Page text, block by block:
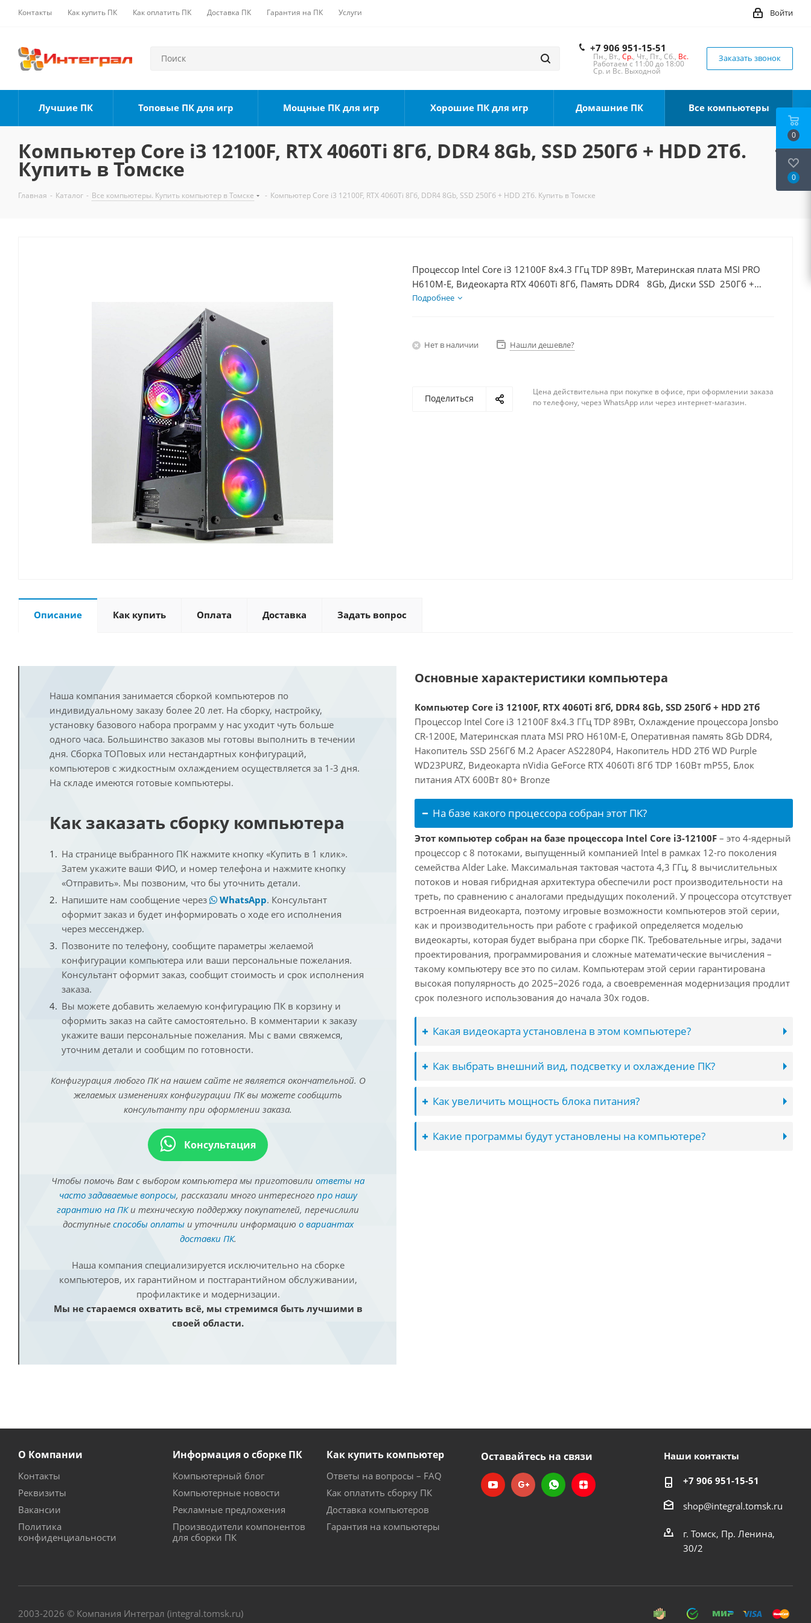
Контакты Как купить ПК Как оплатить ПК Доставка ПК Гарантия на ПК Услуги Войти
+7 906 951-15-51
Пн., Вт., Ср., Чт., Пт., Сб., Вс.
Работаем с 11:00 до 18:00
Ср. и Вс. Выходной
Заказать звонок
Лучшие ПК Топовые ПК для игр Мощные ПК для игр Хорошие ПК для игр Домашние ПК Все компьютеры
Компьютер Core i3 12100F, RTX 4060Ti 8Гб, DDR4 8Gb, SSD 250Гб + HDD 2Тб.
Купить в Томске
Главная - Каталог - Все компьютеры. Купить компьютер в Томске - Компьютер Core i3 12100F, RTX 4060Ti 8Гб, DDR4 8Gb, SSD 250Гб + HDD 2Тб. Купить в Томске
Процессор Intel Core i3 12100F 8x4.3 ГГц TDP 89Вт, Материнская плата MSI PRO
H610M-E, Видеокарта RTX 4060Ti 8Гб, Память DDR4 8Gb, Диски SSD 250Гб +
HDD 2Тб, БП 600Вт
Подробнее
Нет в наличии Нашли дешевле?
Поделиться
Цена действительна при покупке в офисе, при оформлении заказа
по телефону, через WhatsApp или через интернет-магазин.
Описание Как купить Оплата Доставка Задать вопрос
Наша компания занимается сборкой компьютеров по
индивидуальному заказу более 20 лет. На сборку, настройку,
установку базового набора программ у нас уходит чуть больше
одного часа. Большинство заказов мы готовы выполнить в течении
дня. Сборка ТОПовых или нестандартных конфигураций,
компьютеров с жидкостным охлаждением осуществляется за 1-3 дня.
На складе имеются готовые компьютеры.
Как заказать сборку компьютера
На странице выбранного ПК нажмите кнопку «Купить в 1 клик».
Затем укажите ваши ФИО, и номер телефона и нажмите кнопку
«Отправить». Мы позвоним, что бы уточнить детали.
Напишите нам сообщение через
WhatsApp. Консультант
оформит заказ и будет информировать о ходе его исполнения
через мессенджер.
Позвоните по телефону, сообщите параметры желаемой
конфигурации компьютера или ваши персональные пожелания.
Консультант оформит заказ, сообщит стоимость и срок исполнения
заказа.
Вы можете добавить желаемую конфигурацию ПК в корзину и
оформить заказ на сайте самостоятельно. В комментарии к заказу
укажите ваши персональные пожелания. Мы с вами свяжемся,
уточним детали и сообщим по готовности.
Конфигурация любого ПК на нашем сайте не является окончательной. О
желаемых изменениях конфигурации ПК вы можете сообщить
консультанту при оформлении заказа.
Консультация
Чтобы помочь Вам с выбором компьютера мы приготовили ответы на
часто задаваемые вопросы, рассказали много интересного про нашу
гарантию на ПКи техническую поддержку покупателей, перечислили
доступные способы оплатыи уточнили информацию о вариантах
доставки ПК.
Наша компания специализируется исключительно на сборке
компьютеров, их гарантийном и постгарантийном обслуживании,
профилактике и модернизации.
Мы не стараемся охватить всё, мы стремимся быть лучшими в
своей области.
Основные характеристики компьютера
Компьютер Core i3 12100F, RTX 4060Ti 8Гб, DDR4 8Gb, SSD 250Гб + HDD 2Тб
Процессор Intel Core i3 12100F 8x4.3 ГГц TDP 89Вт, Охлаждение процессора Jonsbo
CR-1200E, Материнская плата MSI PRO H610M-E, Оперативная память 8Gb DDR4,
Накопитель SSD 256Гб M.2 Apacer AS2280P4, Накопитель HDD 2Тб WD Purple
WD23PURZ, Видеокарта nVidia GeForce RTX 4060Ti 8Гб TDP 160Вт mP55, Блок
питания ATX 600Вт 80+ Bronze
На базе какого процессора собран этот ПК?
Этот компьютер собран на базе процессора Intel Core i3-12100F – это 4-ядерный
процессор с 8 потоками, выпущенный компанией Intel в рамках 12-го поколения
семейства Alder Lake. Максимальная тактовая частота 4,3 ГГц, 8 вычислительных
потоков и новая гибридная архитектура обеспечили рост производительности на
треть, по сравнению с аналогами предыдущих поколений. У процессора отсутствует
встроенная видеокарта, поэтому игровые возможности компьютеров этой серии,
как и производительность при работе с графикой определяется моделью
видеокарты, которая будет выбрана при сборке ПК. Требовательные игры, задачи
проектирования, программирования и сложные математические вычисления –
такому компьютеру все это по силам. Компьютерам этой серии гарантирована
высокая популярность до 2025–2026 года, а своевременная модернизация продлит
срок полезного использования до начала 30х годов.
Какая видеокарта установлена в этом компьютере?
Как выбрать внешний вид, подсветку и охлаждение ПК?
Как увеличить мощность блока питания?
Какие программы будут установлены на компьютере?
О Компании
Контакты
Реквизиты
Вакансии
Политика
конфиденциальности
Информация о сборке ПК
Компьютерный блог
Компьютерные новости
Рекламные предложения
Производители компонентов
для сборки ПК
Как купить компьютер
Ответы на вопросы – FAQ
Как оплатить сборку ПК
Доставка компьютеров
Гарантия на компьютеры
Оставайтесь на связи Наши контакты
+7 906 951-15-51
shop@integral.tomsk.ru
г. Томск, Пр. Ленина,
30/2
2003-2026 © Компания Интеграл (integral.tomsk.ru)
0
0